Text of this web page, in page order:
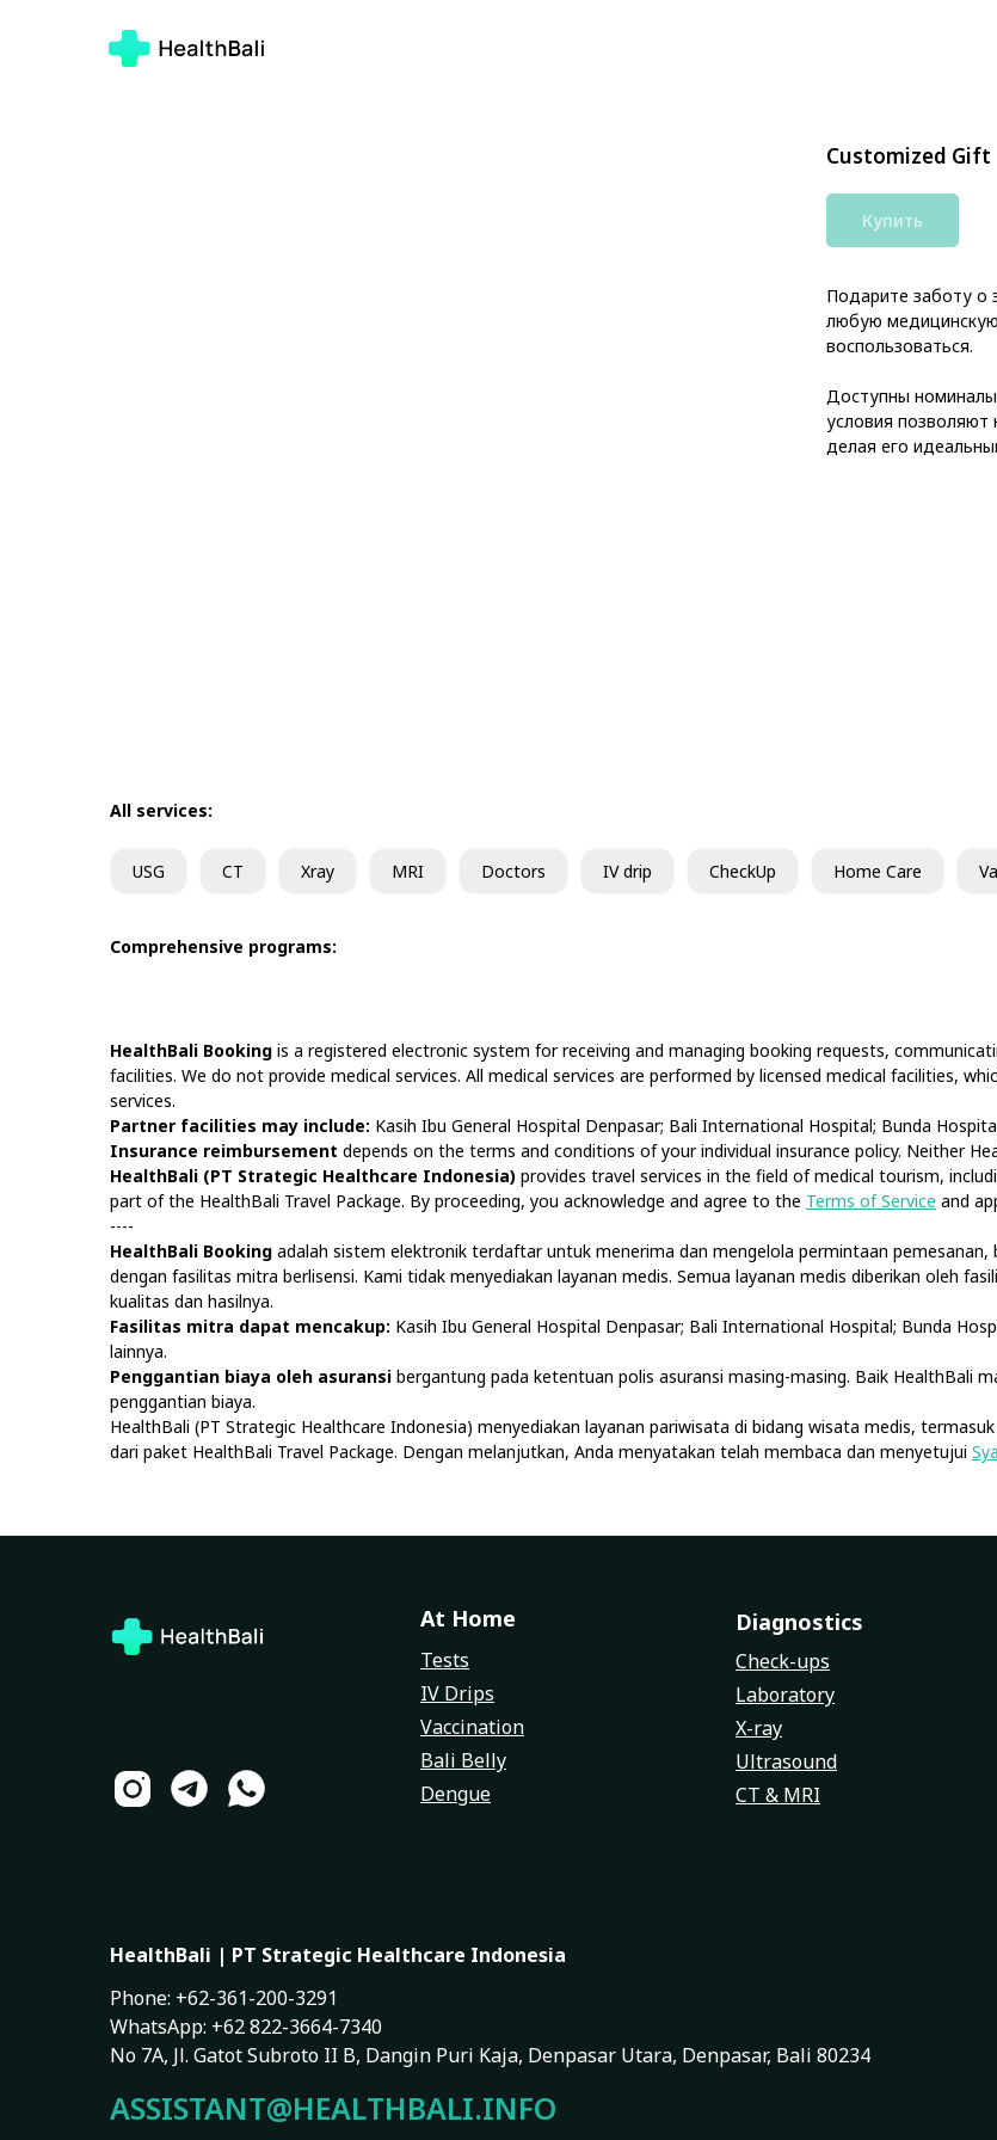
Customized Gift
Купить
Подарите заботу о
любую медицинскую
воспользоваться.
Доступны
условия
делая его
All services:
USG CT Xray MRI Doctors IV drip CheckUp Home Care
Comprehensive programs:
HealthBali Booking is a registered electronic system for receiving and managing booking requests,
facilities. We do not provide medical services. All medical services are performed by licensed medical facilities,
services.
Partner facilities may include: Kasih Ibu General Hospital Denpasar; Bali International Hospital; Bunda
Insurance reimbursement depends on the terms and conditions of your individual insurance policy. Neither
HealthBali (PT Strategic Healthcare Indonesia) provides travel services in the field of medical tourism,
part of the HealthBali Travel Package. By proceeding, you acknowledge and agree to the Terms of Service and
----
HealthBali Booking adalah sistem elektronik terdaftar untuk menerima dan mengelola permintaan
dengan fasilitas mitra berlisensi. Kami tidak menyediakan layanan medis. Semua layanan medis diberikan oleh
kualitas dan hasilnya.
Fasilitas mitra dapat mencakup: Kasih Ibu General Hospital Denpasar; Bali International Hospital; Bunda
lainnya.
Penggantian biaya oleh asuransi bergantung pada ketentuan polis asuransi masing-masing. Baik HealthBali
penggantian biaya.
HealthBali (PT Strategic Healthcare Indonesia) menyediakan layanan pariwisata di bidang wisata medis,
dari paket HealthBali Travel Package. Dengan melanjutkan, Anda menyatakan telah membaca dan menyetujui
Diagnostics
Check-ups
Laboratory
X-ray
Ultrasound
CT & MRI
At Home
Tests
IV Drips
Vaccination
Bali Belly
Dengue
ASSISTANT@HEALTHBALI.INFO
HealthBali | PT Strategic Healthcare Indonesia
Phone: +62-361-200-3291
WhatsApp: +62 822-3664-7340
No 7A, Jl. Gatot Subroto II B, Dangin Puri Kaja, Denpasar Utara, Denpasar, Bali 80234